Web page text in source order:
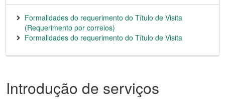
Formalidades do requerimento do Título de Visita
(Requerimento por correios)
Formalidades do requerimento do Título de Visita
Introdução de serviços